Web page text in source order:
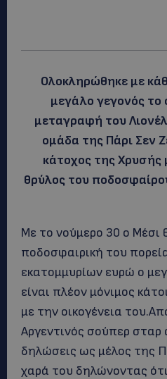
Ολοκληρώθηκε με
μεγάλο γεγονός
μεταγραφή του
ομάδα της Πάρι Σεν
κάτοχος της Χρυσής
θρύλος του
Με το νούμερο 30 ο Μέσι
ποδοσφαιρική του
εκατομμυρίων ευρώ ο
είναι πλέον μόνιμος
με την οικογένεια
Αργεντινός σούπερ σταρ
δηλώσεις ως μέλος της
χαρά του δηλώνοντας